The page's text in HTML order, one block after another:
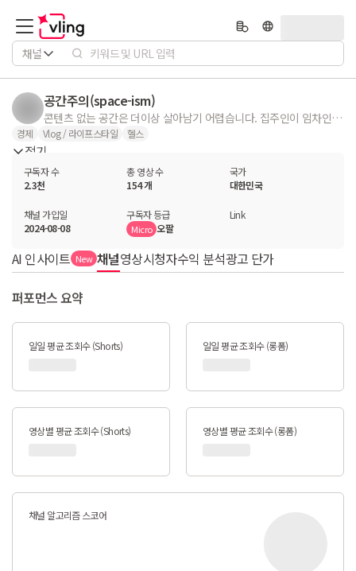
채널
공간주의(space-ism)
콘텐츠 없는 공간은 더이상 살아남기 어렵습니다. 집주인이 임차인 눈치를 보는 공간을 만들고 있습니다. . . . . . 비즈니스 문의 ☞ spacemaker1004@gmail.com
경제 Vlog / 라이프스타일 헬스
접기
구독자 수
2.3천
총 영상 수
154 개
국가
대한민국
채널 가입일
2024-08-08
구독자 등급
Micro 오팔
Link
AI 인사이트 New 채널영상시청자수익 분석광고 단가
퍼포먼스 요약
일일 평균 조회수 (Shorts) 일일 평균 조회수 (롱폼)
영상별 평균 조회수 (Shorts) 영상별 평균 조회수 (롱폼)
채널 알고리즘 스코어